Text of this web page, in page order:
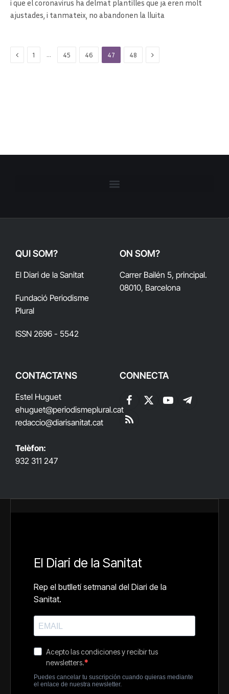
i que el coronavirus ha delmat plantilles que ja eren molt
ajustades, i tanmateix, no abandonen la lluita
Previous
1 45 46 47 48 Next
QUI SOM?
El Diari de la Sanitat
Fundació Periodisme
Plural
ISSN 2696 - 5542
ON SOM?
Carrer Bailén 5, principal.
08010, Barcelona
CONTACTA'NS
Estel Huguet
ehuguet@periodismeplural.cat
redaccio@diarisanitat.cat
Telèfon:
932 311 247
CONNECTA
Facebook
X
YouTubeTelegram
RSS